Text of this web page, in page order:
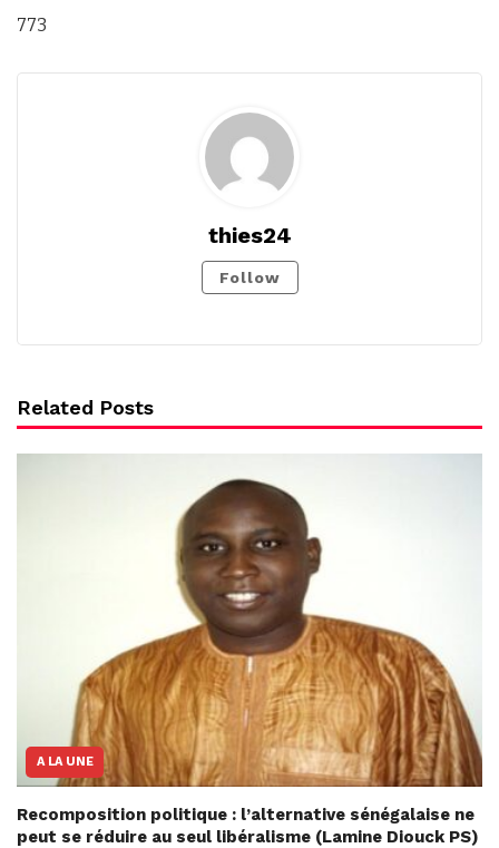
773
thies24
Follow
Related Posts
A LA UNE
Recomposition politique : l’alternative sénégalaise ne
peut se réduire au seul libéralisme (Lamine Diouck PS)